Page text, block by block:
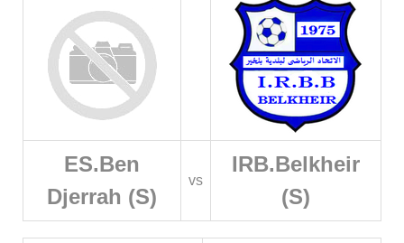
ES.Ben
Djerrah (S)
vs
IRB.Belkheir
(S)